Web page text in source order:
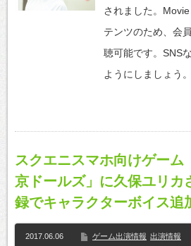
されました。
テンツのため、会
聴可能です。SNS
ようにしましょう
スクエニスマホ向けゲーム
京ドールズ」に久保ユリカ
録でキャラクターボイス追
2017.06.06 ゲーム出演情報 出演情報